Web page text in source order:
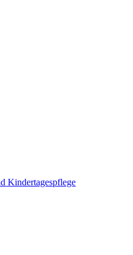
Kindertagespflege